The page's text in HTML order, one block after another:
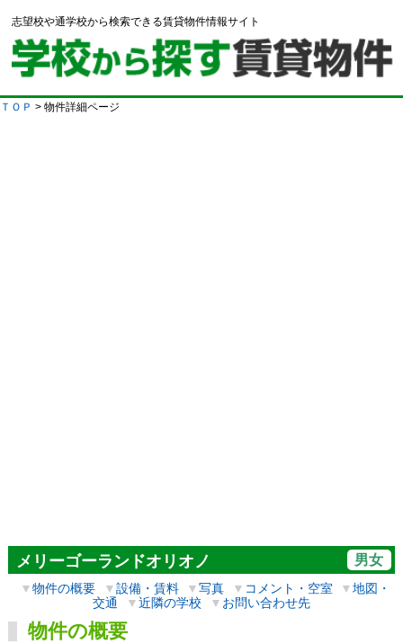
志望校や通学校から検索できる賃貸物件情報サイト
ＴＯＰ > 物件詳細ページ
メリーゴーランドオリオノ 男女
▼物件の概要 ▼設備・賃料 ▼写真 ▼ コメント・空室 ▼地図・
交通
▼近隣の学校 ▼ お問い合わせ先
物件の概要